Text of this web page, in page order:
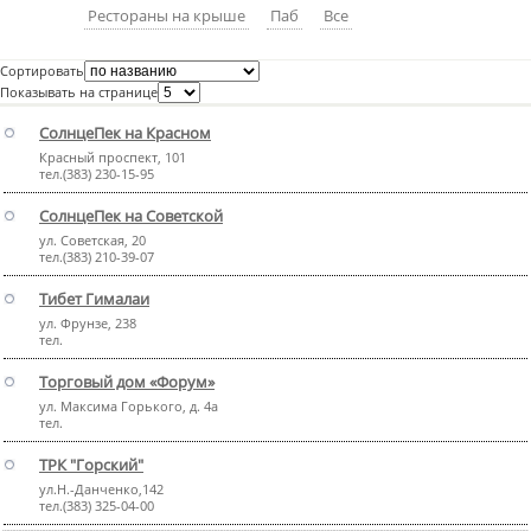
пїЅпїЅпїЅ
пїЅпїЅпїЅпїЅпїЅпїЅпїЅпїЅпїЅпїЅпїЅ
пїЅпїЅпїЅ
пїЅпїЅпїЅпїЅпїЅпїЅпїЅпїЅпїЅ
пїЅпїЅпїЅ пїЅпїЅпїЅпїЅпїЅ
пїЅпїЅпїЅ пїЅпїЅпїЅпїЅпїЅпїЅ
пїЅпїЅпїЅпїЅпїЅ
пїЅпїЅпїЅпїЅпїЅпїЅпїЅпїЅпїЅпїЅ
пїЅпїЅпїЅпїЅпїЅпїЅпїЅпїЅпїЅпїЅ
Рестораны на крыше
Паб Все
Сортировать
Показывать на странице
СолнцеПек на Красном
Красный проспект, 101
тел.(383) 230-15-95
СолнцеПек на Советской
ул. Советская, 20
тел.(383) 210-39-07
Тибет Гималаи
ул. Фрунзе, 238
тел.
Торговый дом «Форум»
ул. Максима Горького, д. 4а
тел.
ТРК "Горский"
ул.Н.-Данченко,142
тел.(383) 325-04-00